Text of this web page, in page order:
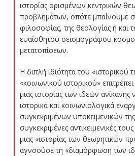
ιστορίας ορισμένων κεντρικών
προβλημάτων, οπότε μπαίνουμε
φιλοσοφίας, της θεολογίας ή και
ευαίσθητου σεισμογράφου
μετατοπίσεων.
Η διπλή ιδιότητα του «ιστορικού
«κοινωνικού ιστορικού»
μιας ιστορίας των ιδεών ανίκανης
ιστορικά και κοινωνιολογικά
συγκεκριμένων υποκειμενικών
συγκεκριμένες αντικειμενικές
μιας «ιστορίας των θεωρητικών
αγνοούσε τη «διαμόρφωση των